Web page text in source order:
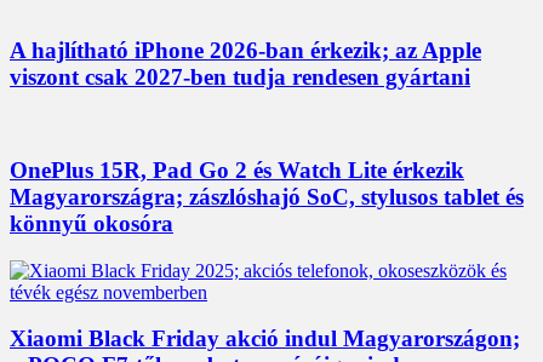
A hajlítható iPhone 2026-ban érkezik; az Apple
viszont csak 2027-ben tudja rendesen gyártani
OnePlus 15R, Pad Go 2 és Watch Lite érkezik
Magyarországra; zászlóshajó SoC, stylusos tablet és
könnyű okosóra
Xiaomi Black Friday akció indul Magyarországon;